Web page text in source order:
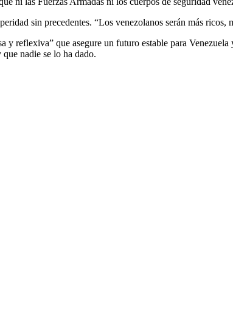
sin precedentes. “Los venezolanos serán más ricos,
reflexiva” que asegure un futuro estable para
nadie se lo ha dado.